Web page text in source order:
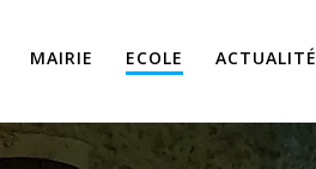
MAIRIE ECOLE ACTUALITÉ